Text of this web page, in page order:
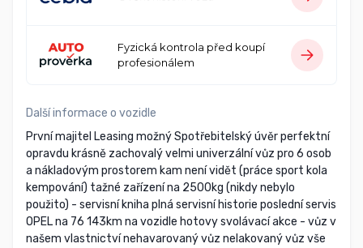
Fyzická kontrola před koupí
profesionálem
Další informace o vozidle
První majitel Leasing možný Spotřebitelský úvěr perfektní
opravdu krásně zachovalý velmi univerzální vůz pro 6 osob
a nákladovým prostorem kam není vidět (práce sport kola
kempování) tažné zařízení na 2500kg (nikdy nebylo
použito) - servisní kniha plná servisní historie poslední servis
OPEL na 76 143km na vozidle hotovy svolávací akce - vůz v
našem vlastnictví nehavarovaný vůz nelakovaný vůz vše